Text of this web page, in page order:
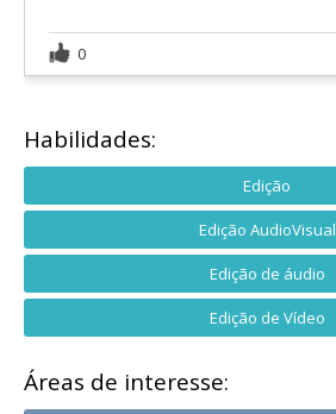
0
Habilidades:
Edição
Edição AudioVisual
Edição de áudio
Edição de Vídeo
Áreas de interesse: